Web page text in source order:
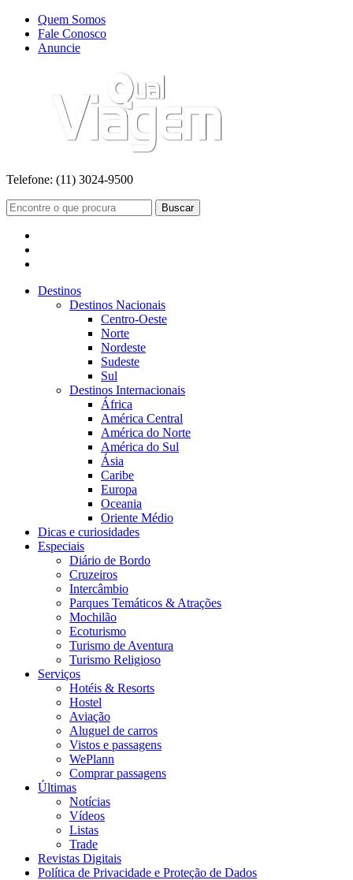
Quem Somos
Fale Conosco
Anuncie
Telefone: (11) 3024-9500
Buscar
Destinos
Destinos Nacionais
Centro-Oeste
Norte
Nordeste
Sudeste
Sul
Destinos Internacionais
África
América Central
América do Norte
América do Sul
Ásia
Caribe
Europa
Oceania
Oriente Médio
Dicas e curiosidades
Especiais
Diário de Bordo
Cruzeiros
Intercâmbio
Parques Temáticos & Atrações
Mochilão
Ecoturismo
Turismo de Aventura
Turismo Religioso
Serviços
Hotéis & Resorts
Hostel
Aviação
Aluguel de carros
Vistos e passagens
WePlann
Comprar passagens
Últimas
Notícias
Vídeos
Listas
Trade
Revistas Digitais
Política de Privacidade e Proteção de Dados